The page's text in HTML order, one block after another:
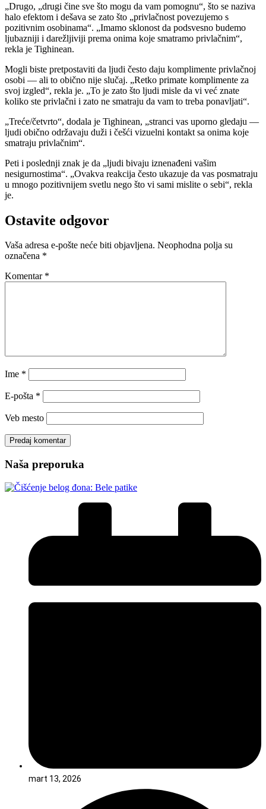
„Drugo, „drugi čine sve što mogu da vam pomognu“, što se naziva
halo efektom i dešava se zato što „privlačnost povezujemo s
pozitivnim osobinama“. „Imamo sklonost da podsvesno budemo
ljubazniji i darežljiviji prema onima koje smatramo privlačnim“,
rekla je Tighinean.
Mogli biste pretpostaviti da ljudi često daju komplimente privlačnoj
osobi — ali to obično nije slučaj. „Retko primate komplimente za
svoj izgled“, rekla je. „To je zato što ljudi misle da vi već znate
koliko ste privlačni i zato ne smatraju da vam to treba ponavljati“.
„Treće/četvrto“, dodala je Tighinean, „stranci vas uporno gledaju —
ljudi obično održavaju duži i češći vizuelni kontakt sa onima koje
smatraju privlačnim“.
Peti i poslednji znak je da „ljudi bivaju iznenađeni vašim
nesigurnostima“. „Ovakva reakcija često ukazuje da vas posmatraju
u mnogo pozitivnijem svetlu nego što vi sami mislite o sebi“, rekla
je.
Ostavite odgovor
Vaša adresa e-pošte neće biti objavljena. Neophodna polja su
označena *
Komentar *
Ime *
E-pošta *
Veb mesto
Naša preporuka
mart 13, 2026